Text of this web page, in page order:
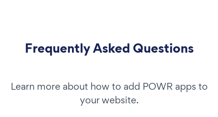
Frequently Asked Questions
Learn more about how to add POWR apps to
your website.